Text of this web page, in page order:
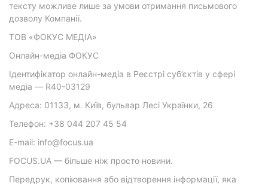
тексту можливе лише за умови отримання письмового
дозволу Компанії.
ТОВ «ФОКУС МЕДІА»
Онлайн-медіа ФОКУС
Ідентифікатор онлайн-медіа в Реєстрі суб’єктів у сфері
медіа — R40-03129
Адреса: 01133, м. Київ, бульвар Лесі Українки, 26
Телефон: +38 044 207 45 54
E-mail: info@focus.ua
FOCUS.UA — більше ніж просто новини.
Передрук, копіювання або відтворення інформації, яка